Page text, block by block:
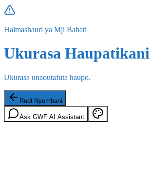
Halmashauri ya Mji Babati
Ukurasa Haupatikani
Ukurasa unaoutafuta haupo.
Rudi Nyumbani
Ask GWF AI Assistant